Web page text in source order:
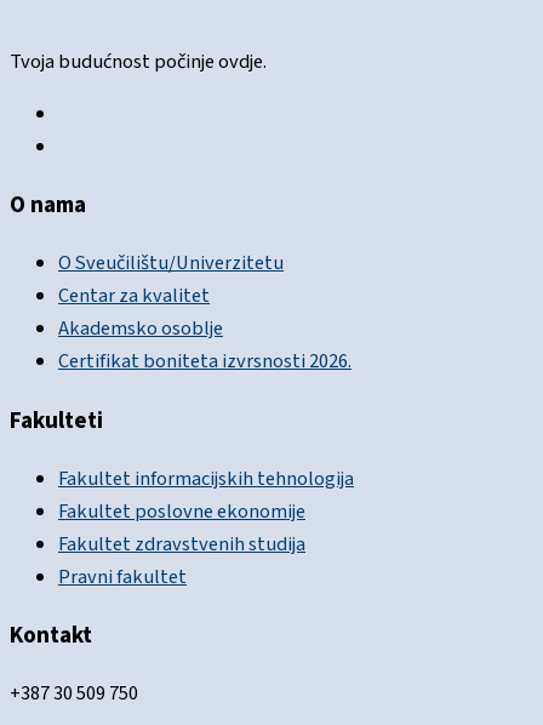
Tvoja budućnost počinje ovdje.
O nama
O Sveučilištu/Univerzitetu
Centar za kvalitet
Akademsko osoblje
Certifikat boniteta izvrsnosti 2026.
Fakulteti
Fakultet informacijskih tehnologija
Fakultet poslovne ekonomije
Fakultet zdravstvenih studija
Pravni fakultet
Kontakt
+387 30 509 750